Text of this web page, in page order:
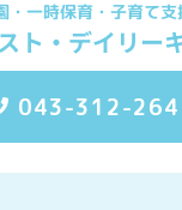
・一時保育・子育て支
ト・デイリー
043-312-